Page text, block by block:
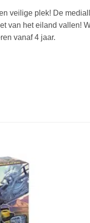
veilige plek! De
van het eiland vallen!
vanaf 4 jaar.